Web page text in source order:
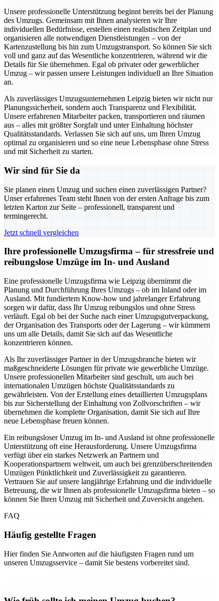
Unsere professionelle Unterstützung beginnt bereits bei der Planung
des Umzugs. Gemeinsam mit Ihnen analysieren wir Ihre
individuellen Bedürfnisse, erstellen einen realistischen Zeitplan und
organisieren alle notwendigen Dienstleistungen – von der
Kartenzustellung bis hin zum Umzugstransport. So können Sie sich
voll und ganz auf das Wesentliche konzentrieren, während wir die
Details für Sie übernehmen. Egal ob privater oder gewerblicher
Umzug – wir passen unsere Leistungen individuell an Ihre Situation
an.
Als zuverlässiges Umzugsunternehmen Leipzig bieten wir nicht nur
Planungssicherheit, sondern auch Transparenz und Flexibilität.
Unsere erfahrenen Mitarbeiter packen, transportieren und räumen
aus – alles mit größter Sorgfalt und unter Einhaltung höchster
Qualitätsstandards. Verlassen Sie sich auf uns, um Ihren Umzug
optimal zu organisieren und so eine neue Lebensphase ohne Stress
und mit Sicherheit zu starten.
Wir sind für Sie da
Sie planen einen Umzug und suchen einen zuverlässigen Partner?
Unser erfahrenes Team steht Ihnen von der ersten Anfrage bis zum
letzten Karton zur Seite – professionell, transparent und
termingerecht.
Jetzt schnell vergleichen
Ihre professionelle Umzugsfirma – für stressfreie und
reibungslose Umzüge im In- und Ausland
Eine professionelle Umzugsfirma wie Leipzig übernimmt die
Planung und Durchführung Ihres Umzugs – ob im Inland oder im
Ausland. Mit fundiertem Know-how und jahrelanger Erfahrung
sorgen wir dafür, dass Ihr Umzug reibungslos und ohne Stress
verläuft. Egal ob bei der Suche nach einer Umzugsgutverpackung,
der Organisation des Transports oder der Lagerung – wir kümmern
uns um alle Details, damit Sie sich auf das Wesentliche
konzentrieren können.
Als Ihr zuverlässiger Partner in der Umzugsbranche bieten wir
maßgeschneiderte Lösungen für private wie gewerbliche Umzüge.
Unsere professionellen Mitarbeiter sind geschult, um auch bei
internationalen Umzügen höchste Qualitätsstandards zu
gewährleisten. Von der Erstellung eines detaillierten Umzugsplans
bis zur Sicherstellung der Einhaltung von Zollvorschriften – wir
übernehmen die komplette Organisation, damit Sie sich auf Ihre
neue Lebensphase freuen können.
Ein reibungsloser Umzug im In- und Ausland ist ohne professionelle
Unterstützung oft eine Herausforderung. Unsere Umzugsfirma
verfügt über ein starkes Netzwerk an Partnern und
Kooperationspartnern weltweit, um auch bei grenzüberschreitenden
Umzügen Pünktlichkeit und Zuverlässigkeit zu garantieren.
Vertrauen Sie auf unsere langjährige Erfahrung und die individuelle
Betreuung, die wir Ihnen als professionelle Umzugsfirma bieten – so
können Sie Ihren Umzug mit Sicherheit und Zuversicht angehen.
FAQ
Häufig gestellte Fragen
Hier finden Sie Antworten auf die häufigsten Fragen rund um
unseren Umzugsservice – damit Sie bestens vorbereitet sind.